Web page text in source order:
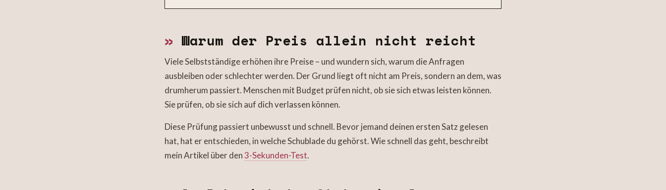
» Warum der Preis allein nicht reicht
Viele Selbstständige erhöhen ihre Preise – und wundern sich, warum die Anfragen
ausbleiben oder schlechter werden. Der Grund liegt oft nicht am Preis, sondern an dem, was
drumherum passiert. Menschen mit Budget prüfen nicht, ob sie sich etwas leisten können.
Sie prüfen, ob sie sich auf dich verlassen können.
Diese Prüfung passiert unbewusst und schnell. Bevor jemand deinen ersten Satz gelesen
hat, hat er entschieden, in welche Schublade du gehörst. Wie schnell das geht, beschreibt
mein Artikel über den3-Sekunden-Test.